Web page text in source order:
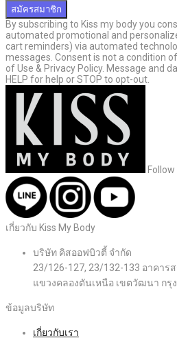
สมัครสมาชิก
By subscribing to Kiss my body you
automated promotional and
cart reminders) via automated
messages. Consent is not a condition
of Use & Privacy Policy. Message and
HELP for help or STOP to opt-out.
Follow
เกี่ยวกับ Kiss My Body
บริษัท คิสออฟบิวตี้ จำกัด
23/126-127, 23/132-133 อาคา
แขวงคลองตันเหนือ เขตวัฒนา กรุ
ข้อมูลบริษัท
เกี่ยวกับเรา